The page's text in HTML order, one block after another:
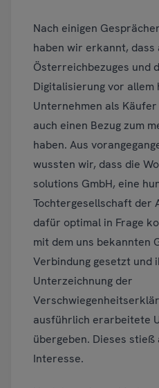
Nach einigen
haben wir erkannt,
Österreichbezuges und
Digitalisierung vor allem
Unternehmen als
auch einen Bezug zum
haben. Aus
wussten wir, dass die
solutions GmbH, eine
Tochtergesellschaft der
dafür optimal in Frage
mit dem uns bekannten
Verbindung gesetzt und
Unterzeichnung der
ausführlich erarbeitete
übergeben. Dieses
Interesse.